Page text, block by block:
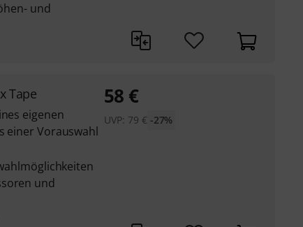
und
Tape
eigenen
einer Vorauswahl
und
58 €
UVP: 79 € -27%